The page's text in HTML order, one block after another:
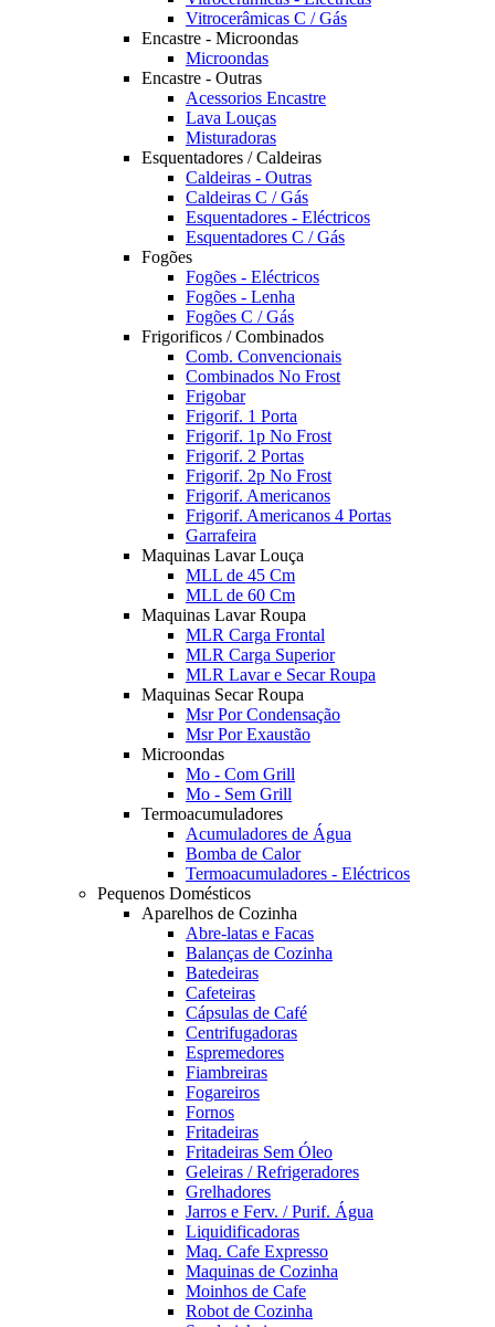
Vitrocerâmicas C / Gás
Encastre - Microondas
Microondas
Encastre - Outras
Acessorios Encastre
Lava Louças
Misturadoras
Esquentadores / Caldeiras
Caldeiras - Outras
Caldeiras C / Gás
Esquentadores - Eléctricos
Esquentadores C / Gás
Fogões
Fogões - Eléctricos
Fogões - Lenha
Fogões C / Gás
Frigorificos / Combinados
Comb. Convencionais
Combinados No Frost
Frigobar
Frigorif. 1 Porta
Frigorif. 1p No Frost
Frigorif. 2 Portas
Frigorif. 2p No Frost
Frigorif. Americanos
Frigorif. Americanos 4 Portas
Garrafeira
Maquinas Lavar Louça
MLL de 45 Cm
MLL de 60 Cm
Maquinas Lavar Roupa
MLR Carga Frontal
MLR Carga Superior
MLR Lavar e Secar Roupa
Maquinas Secar Roupa
Msr Por Condensação
Msr Por Exaustão
Microondas
Mo - Com Grill
Mo - Sem Grill
Termoacumuladores
Acumuladores de Água
Bomba de Calor
Termoacumuladores - Eléctricos
Pequenos Domésticos
Aparelhos de Cozinha
Abre-latas e Facas
Balanças de Cozinha
Batedeiras
Cafeteiras
Cápsulas de Café
Centrifugadoras
Espremedores
Fiambreiras
Fogareiros
Fornos
Fritadeiras
Fritadeiras Sem Óleo
Geleiras / Refrigeradores
Grelhadores
Jarros e Ferv. / Purif. Água
Liquidificadoras
Maq. Cafe Expresso
Maquinas de Cozinha
Moinhos de Cafe
Robot de Cozinha